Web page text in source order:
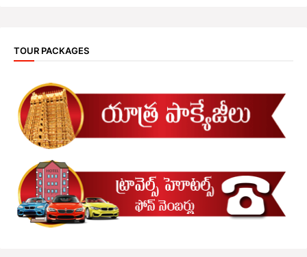
TOUR PACKAGES